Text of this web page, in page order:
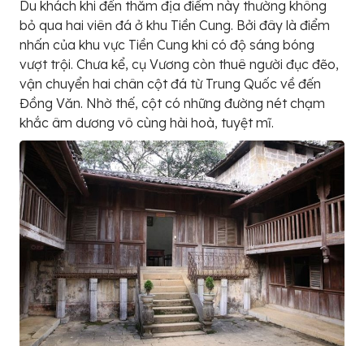
Du khách khi đến thăm địa điểm này thường không
bỏ qua hai viên đá ở khu Tiền Cung. Bởi đây là điểm
nhấn của khu vực Tiền Cung khi có độ sáng bóng
vượt trội. Chưa kể, cụ Vương còn thuê người đục đẽo,
vận chuyển hai chân cột đá từ Trung Quốc về đến
Đồng Văn. Nhờ thế, cột có những đường nét chạm
khắc âm dương vô cùng hài hoà, tuyệt mĩ.